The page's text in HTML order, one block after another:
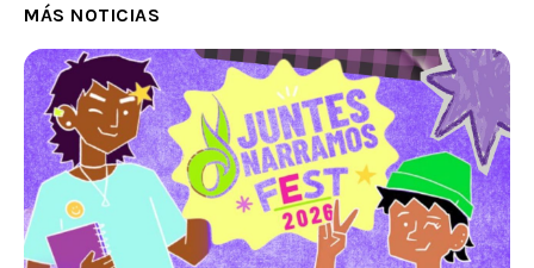
MÁS NOTICIAS